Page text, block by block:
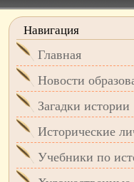
Навигация
Главная
Новости
Загадки истории
Исторические
Учебники по